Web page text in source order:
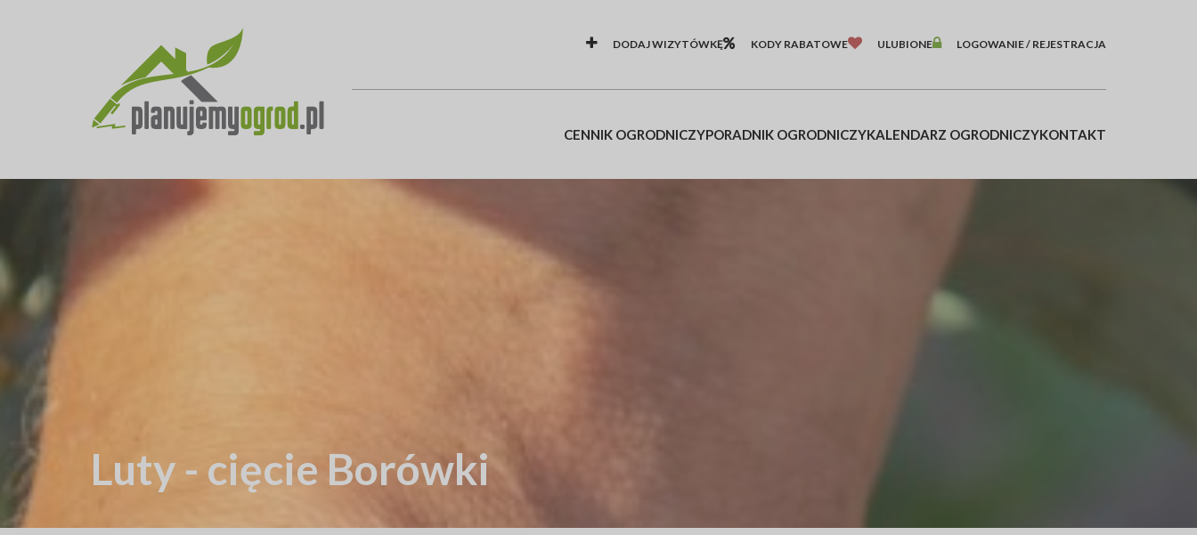
DODAJ WIZYTÓWKĘ KODY RABATOWE ULUBIONE LOGOWANIE / REJESTRACJA
CENNIK OGRODNICZYPORADNIK OGRODNICZYKALENDARZ OGRODNICZYKONTAKT
Luty - cięcie Borówki